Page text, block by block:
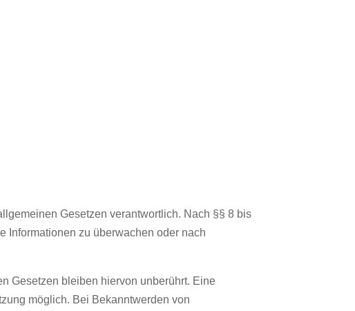
Gesetzen verantwortlich. Nach §§ 8 bis
Informationen zu überwachen oder nach
Gesetzen bleiben hiervon unberührt. Eine
möglich. Bei Bekanntwerden von